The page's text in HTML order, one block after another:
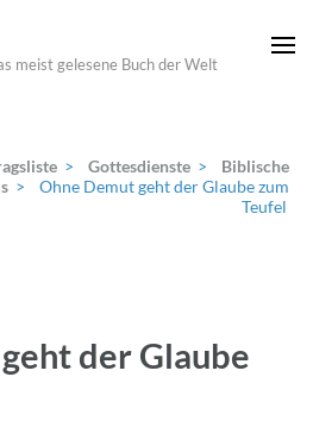
meist gelesene Buch der Welt
> Gottesdienste >
Biblische
>
Ohne Demut geht der Glaube zum
Teufel
der Glaube